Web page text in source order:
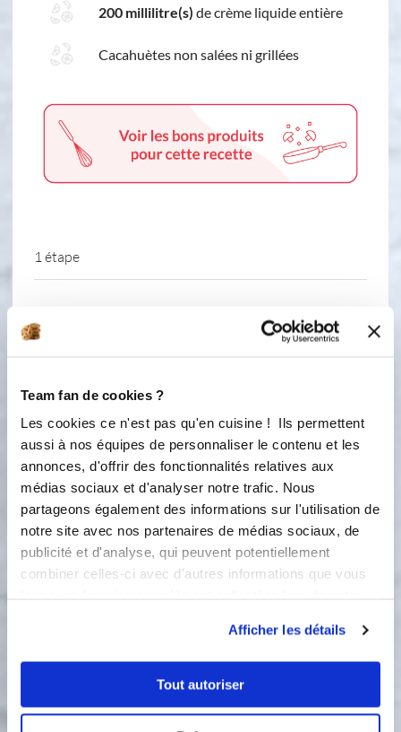
Team fan de cookies ?
Les cookies ce n'est pas qu'en cuisine ! Ils permettent
aussi à nos équipes de personnaliser le contenu et les
annonces, d'offrir des fonctionnalités relatives aux
médias sociaux et d'analyser notre trafic. Nous
partageons également des informations sur l'utilisation de
notre site avec nos partenaires de médias sociaux, de
publicité et d'analyse, qui peuvent potentiellement
combiner celles-ci avec d'autres informations que vous
Afficher les détails
Tout autoriser
200 millilitre(s) de crème liquide entière
Cacahuètes non salées ni grillées
1 étape
Monter la crème en chantilly. Puis
intégrer à la maryse le lait concentré.
empreintes quattro. À l’aide de la
remonter sur les bords et les parois.
Bien recouvrir le fond. Créer comme
un gouttière. Dans la gouttière,
dresser le caramel à la poche à
douille. Puis mettre des cacahuètes
(non grillées / non salées). Et
recouvrir à l’aide de crème. Racler
pour que ce soit régulier et plat.
Filmer, placer au congélateur jusqu’à
Ingredients Liste de courses